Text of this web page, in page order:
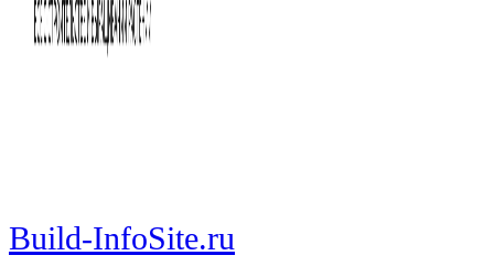
Build-InfoSite.ru